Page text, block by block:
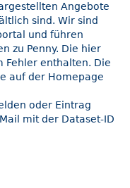
Angebote
sind. Wir sind
und führen
zu Penny. Die hier
Fehler enthalten. Die
auf der Homepage
oder Eintrag
mit der Dataset-ID